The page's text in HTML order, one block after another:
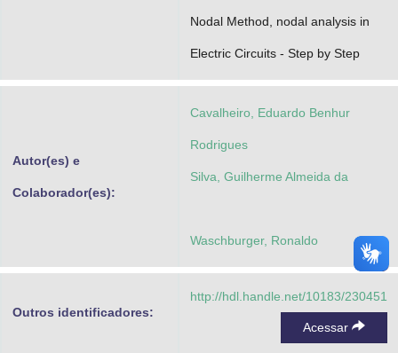
Nodal Method, nodal analysis in
Electric Circuits - Step by Step
Autor(es) e
Colaborador(es):
Cavalheiro, Eduardo Benhur
Rodrigues
Silva, Guilherme Almeida da
Waschburger, Ronaldo
Outros identificadores:
http://hdl.handle.net/10183/230451
Acessar